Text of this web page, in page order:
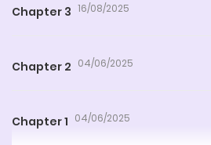
Chapter 3 16/08/2025
Chapter 2 04/06/2025
Chapter 1 04/06/2025